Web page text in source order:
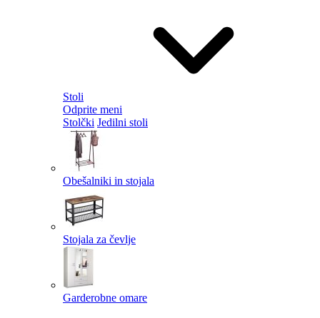
Stoli
Odprite meni
Stolčki Jedilni stoli
Obešalniki in stojala
Stojala za čevlje
Garderobne omare